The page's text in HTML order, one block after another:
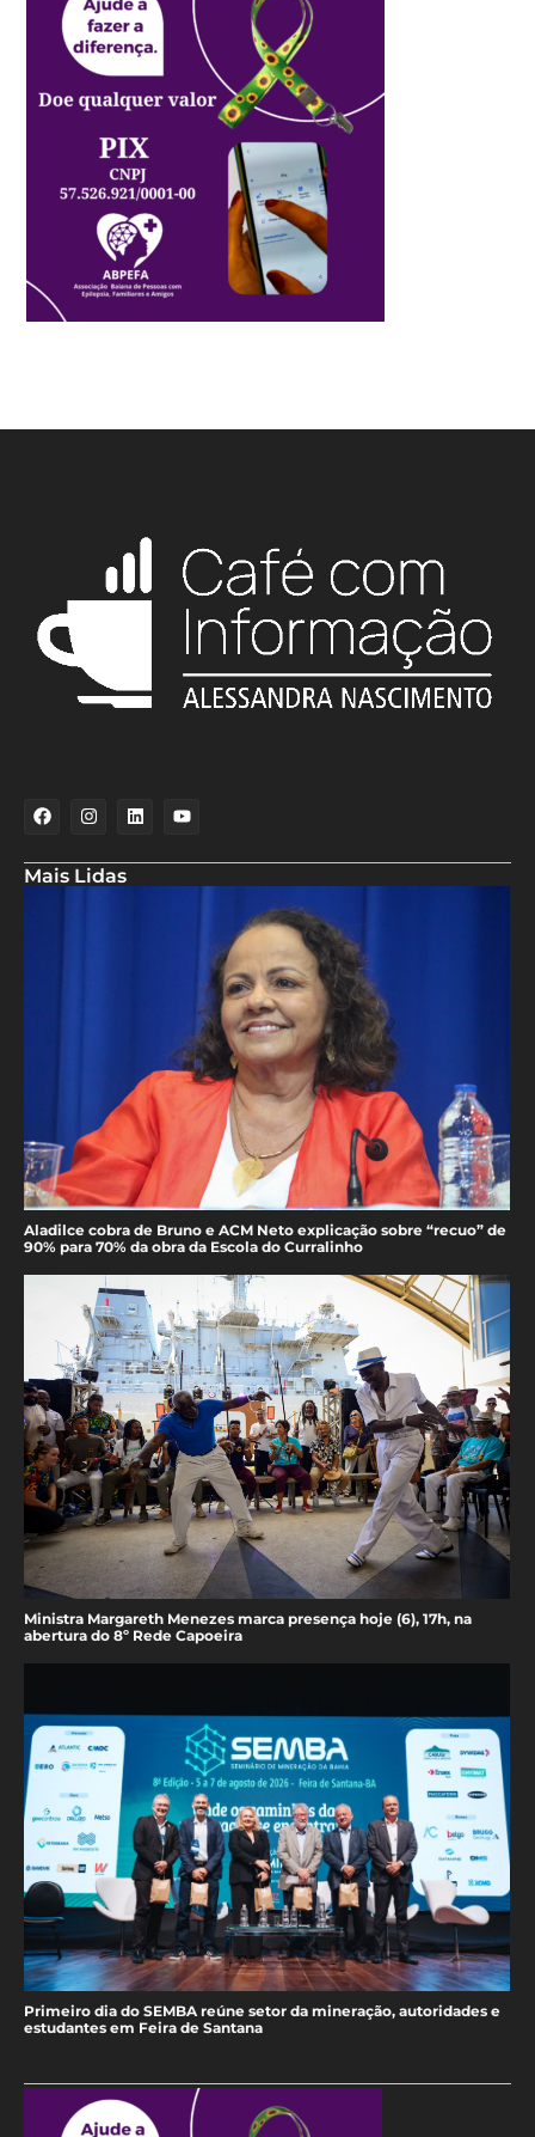
Mais Lidas
Aladilce cobra de Bruno e ACM Neto explicação sobre “recuo” de
90% para 70% da obra da Escola do Curralinho
Ministra Margareth Menezes marca presença hoje (6), 17h, na
abertura do 8º Rede Capoeira
Primeiro dia do SEMBA reúne setor da mineração, autoridades e
estudantes em Feira de Santana